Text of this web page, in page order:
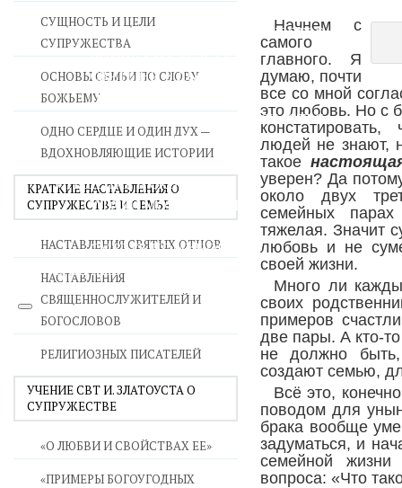
ДУХОВНИЧЕСТВО И СТАРЧЕСТВО
ВОЙНА СО СТРАСТЯМИ
СВЯТЫНИ В ДОМЕ
ПРИТЧИ
СЕМЬЯ - ПОЛНОТА ЗЕМНОГО СЧАСТЬЯ
ЛЮБОВЬ СУПРУЖЕСТВО
ВОСПИТАНИЕ
УТЕШЕНИЕ В СКОРБЯХ
УТОЛИ МОИ ПЕЧАЛИ
СТАРОСТЬ - РАДОСТЬ
СМЕРТЬ ПОМИНОВЕНИЕ
ЕПАРХИЯ НВК
СУЩНОСТЬ И ЦЕЛИ
СУПРУЖЕСТВА
ОСНОВЫ СЕМЬИ ПО СЛОВУ
БОЖЬЕМУ
ОДНО СЕРДЦЕ И ОДИН ДУХ —
ВДОХНОВЛЯЮЩИЕ ИСТОРИИ
КРАТКИЕ НАСТАВЛЕНИЯ О
СУПРУЖЕСТВЕ И СЕМЬЕ
НАСТАВЛЕНИЯ СВЯТЫХ ОТЦОВ
НАСТАВЛЕНИЯ
СВЯЩЕННОСЛУЖИТЕЛЕЙ И
БОГОСЛОВОВ
РЕЛИГИОЗНЫХ ПИСАТЕЛЕЙ
УЧЕНИЕ СВТ И. ЗЛАТОУСТА О
СУПРУЖЕСТВЕ
«О ЛЮБВИ И СВОЙСТВАХ ЕЕ»
«ПРИМЕРЫ БОГОУГОДНЫХ
Начнем с
самого
главного. Я
думаю, почти
все со мной
это любовь. Но с
людей не знают,
такое
уверен? Да
около двух
семейных
тяжелая. Значит
любовь и не
своей жизни.
Много ли ка
своих
примеров
две пары. А кто-
не должно
создают семью,
Всё это,
поводом для
брака вообще
задуматься, и
семейной
вопроса: «Что